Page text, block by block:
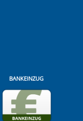
BANKEINZUG